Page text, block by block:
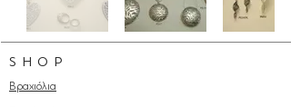
S H O P
Βραχιόλια